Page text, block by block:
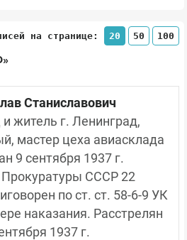
на странице: 20 50 100
Станиславович
житель г. Ленинград,
мастер цеха авиасклада
9 сентября 1937 г.
СССР 22
по ст. ст. 58-6-9 УК
наказания. Расстрелян
1937 г.